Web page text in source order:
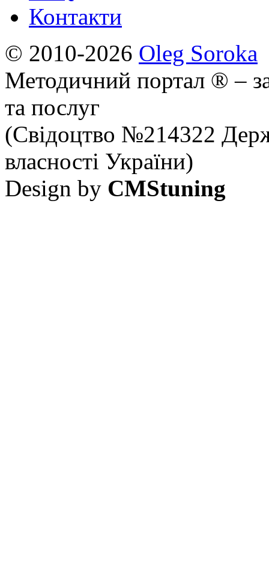
Контакти
© 2010-2026 Oleg Soroka
Методичний портал ® –
та послуг
(Свідоцтво №214322
власності України)
Design by CMStuning